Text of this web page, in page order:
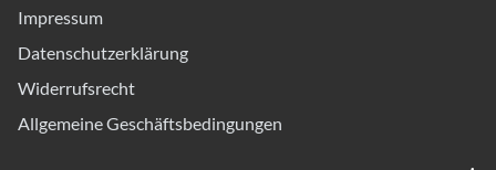
Impressum
Datenschutzerklärung
Widerrufsrecht
Allgemeine Geschäftsbedingungen